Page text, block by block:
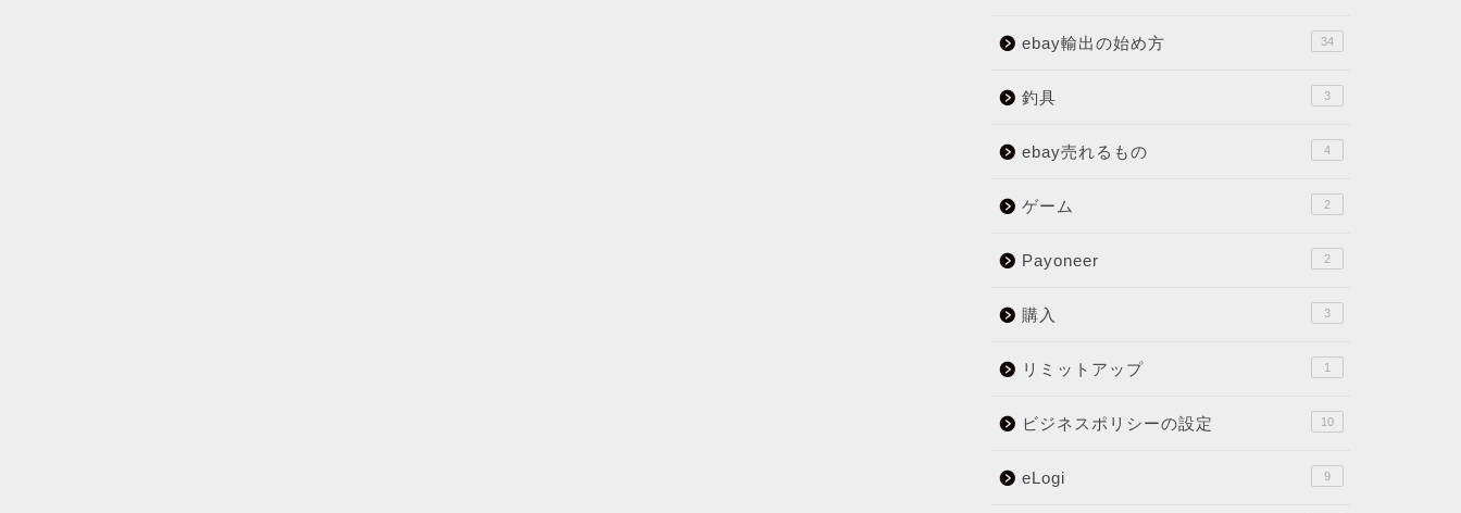
ebay輸出の始め方 34
釣具 3
ebay売れるもの 4
ゲーム 2
Payoneer 2
購入 3
リミットアップ 1
ビジネスポリシーの設定 10
eLogi 9